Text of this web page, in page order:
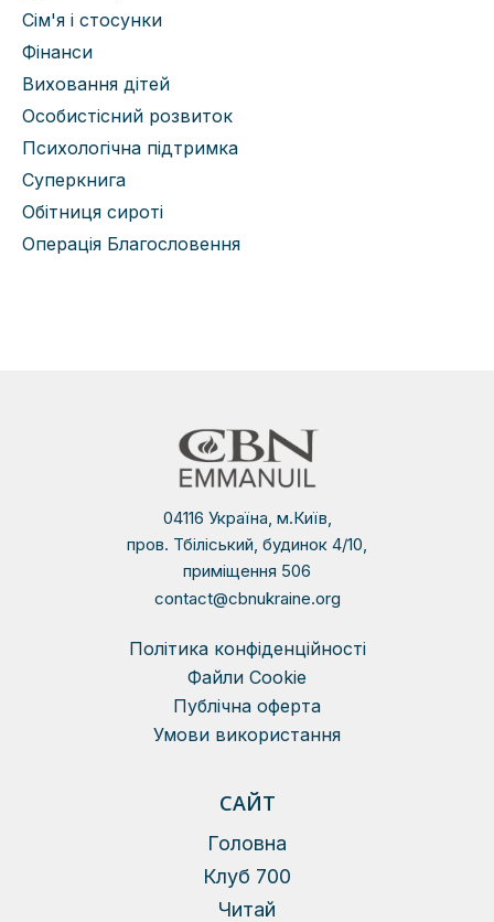
Сім'я і стосунки
Фінанси
Виховання дітей
Особистісний розвиток
Психологічна підтримка
Суперкнига
Обітниця сироті
Операція Благословення
04116 Україна, м.Київ,
пров. Тбіліський, будинок 4/10,
приміщення 506
contact@cbnukraine.org
Політика конфіденційності
Файли Сookie
Публічна оферта
Умови використання
САЙТ
Головна
Клуб 700
Читай